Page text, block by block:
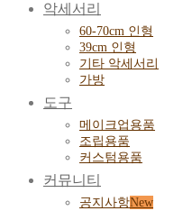
악세서리
60-70cm 인형
39cm 인형
기타 악세서리
가방
도구
메이크업용품
조립용품
커스텀용품
커뮤니티
공지사항